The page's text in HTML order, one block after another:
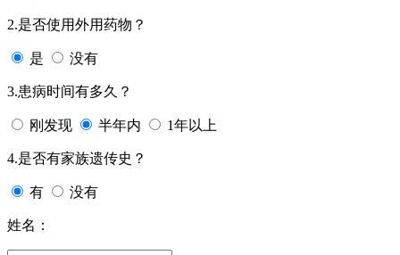
2.是否使用外用药物？
是 没有
3.患病时间有多久？
刚发现 半年内 1年以上
4.是否有家族遗传史？
有 没有
姓名：